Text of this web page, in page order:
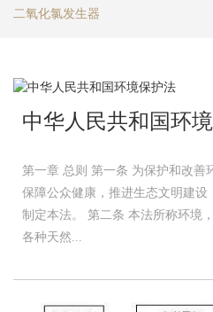
二氧化氯发生器
中华人民共和国环
第一章 总则 第一条 为保护和改善
保障公众健康，推进生态文明建设
制定本法。 第二条 本法所称环境
各种天然...